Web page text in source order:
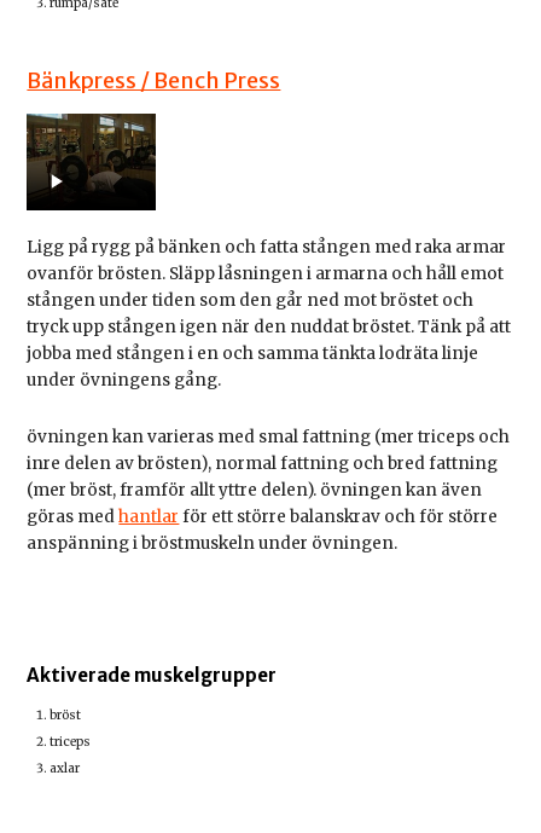
Bänkpress / Bench Press
Ligg på rygg på bänken och fatta stången med raka armar
ovanför brösten. Släpp låsningen i armarna och håll emot
stången under tiden som den går ned mot bröstet och
tryck upp stången igen när den nuddat bröstet. Tänk på att
jobba med stången i en och samma tänkta lodräta linje
under övningens gång.
övningen kan varieras med smal fattning (mer triceps och
inre delen av brösten), normal fattning och bred fattning
(mer bröst, framför allt yttre delen). övningen kan även
göras medhantlar för ett större balanskrav och för större
anspänning i bröstmuskeln under övningen.
Aktiverade muskelgrupper
bröst
triceps
axlar